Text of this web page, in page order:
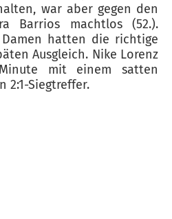
war aber gegen den
Barrios machtlos (52.).
hatten die richtige
Ausgleich. Nike Lorenz
mit einem satten
2:1-Siegtreffer.